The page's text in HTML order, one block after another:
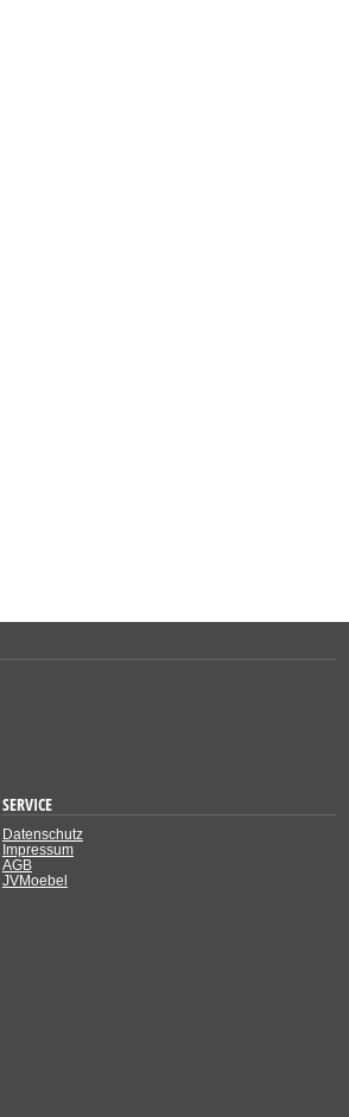
SERVICE
Datenschutz
Impressum
AGB
JVMoebel